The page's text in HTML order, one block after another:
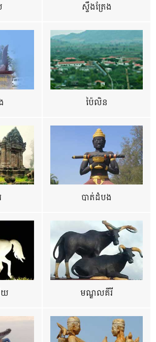
ស្ទឹងត្រែង
ប៉ៃលិន
បាត់ដំបង
យ មណ្ឌលគីរី